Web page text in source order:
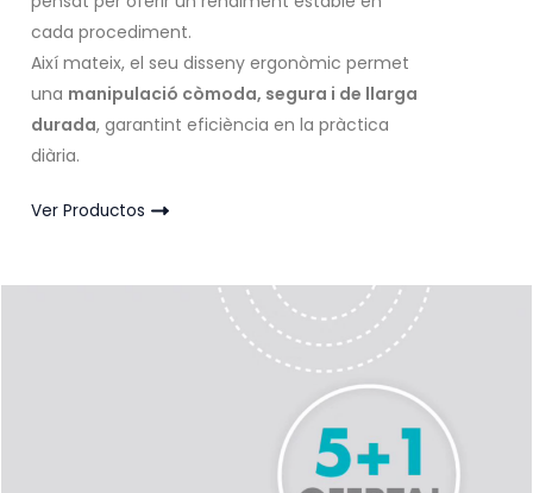
cada procediment.
Així mateix, el seu disseny ergonòmic permet
una manipulació còmoda, segura i de llarga
durada, garantint eficiència en la pràctica
diària.
Ver Productos